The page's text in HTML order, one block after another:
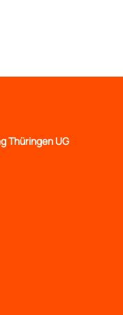
Thüringen UG